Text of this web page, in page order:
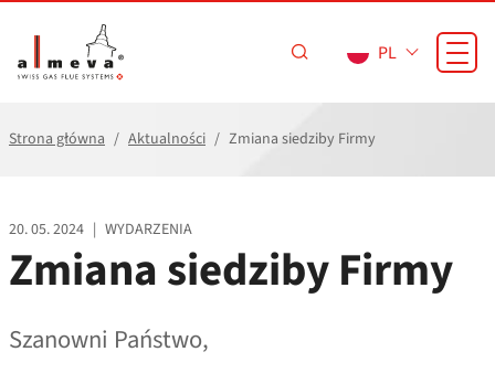
PL
Strona główna Aktualności Zmiana siedziby Firmy
20. 05. 2024 | WYDARZENIA
Zmiana siedziby Firmy
Szanowni Państwo,